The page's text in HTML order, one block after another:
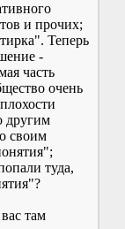
и прочих;
Теперь
-
часть
очень
другим
своим
туда,
там